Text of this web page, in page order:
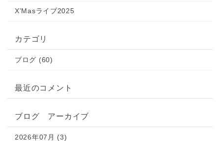
X'Masライブ2025
カテゴリ
ブログ (60)
最近のコメント
ブログ アーカイブ
2026年07月 (3)